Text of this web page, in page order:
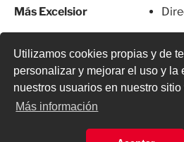
Utilizamos cookies propias y de
personalizar y mejorar el uso y la
nuestros usuarios en nuestro sitio
Más información
Más Excelsior
© 2026 Todos los derechos reservados.
o parcial, incluyendo cualquier